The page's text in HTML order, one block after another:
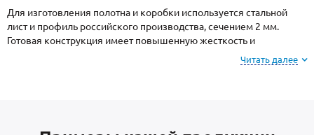
Для изготовления полотна и коробки используется стальной
лист и профиль российского производства, сечением 2 мм.
Готовая конструкция имеет повышенную жесткость и
Читать далее